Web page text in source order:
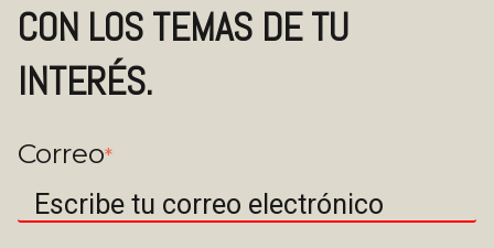
CON LOS TEMAS DE TU
INTERÉS.
Correo*